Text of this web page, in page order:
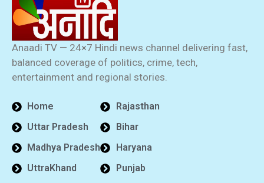
Anaadi TV — 24×7 Hindi news channel delivering fast,
balanced coverage of politics, crime, tech,
entertainment and regional stories.
Home
Uttar Pradesh
Madhya Pradesh
UttraKhand
Rajasthan
Bihar
Haryana
Punjab